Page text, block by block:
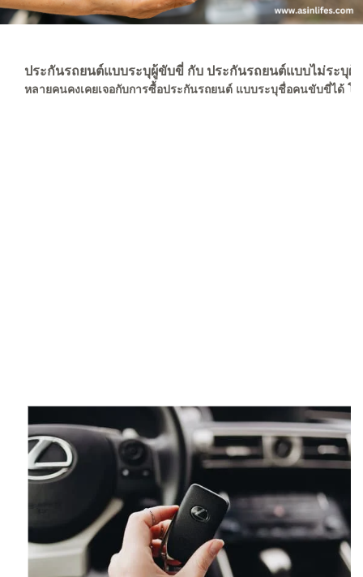
ประกันรถยนต์แบบระบุผู้ขับขี่ กับ ประกันรถยนต์แบบไม่ระบุผู้
หลายคนคงเคยเจอกับการซื้อประกันรถยนต์ แบบระบุชื่อคนขับ